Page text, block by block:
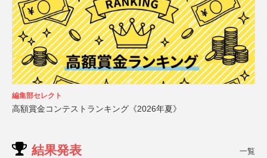
編集部セレクト
高額賞金コンテストランキング《2026年夏》
結果発表 一覧